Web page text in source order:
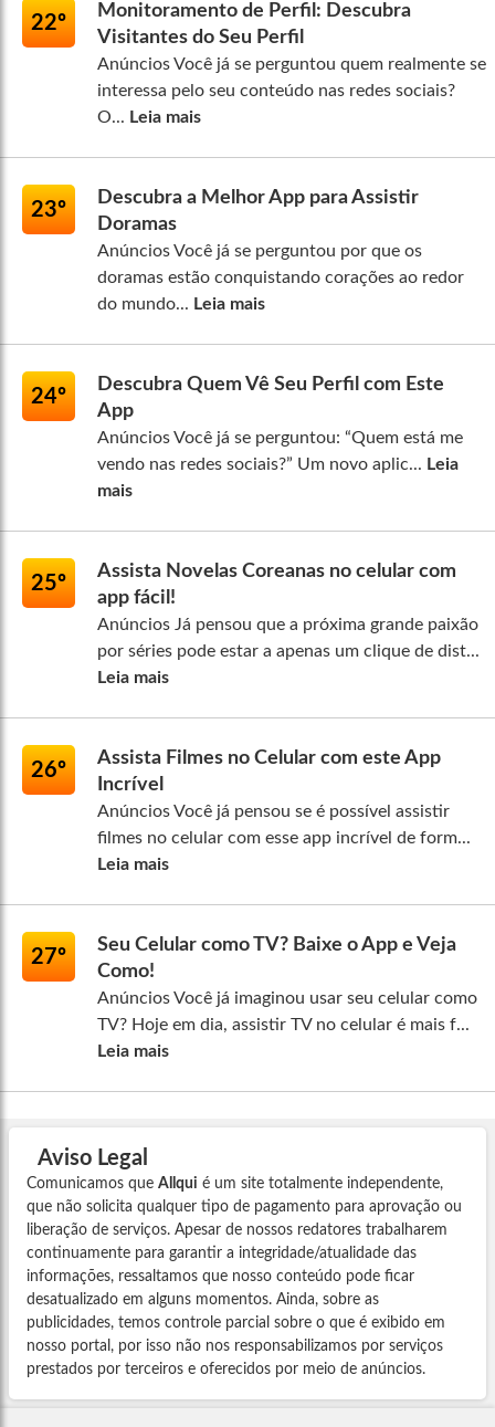
22º
Monitoramento de Perfil: Descubra
Visitantes do Seu Perfil
Anúncios Você já se perguntou quem realmente se
interessa pelo seu conteúdo nas redes sociais?
O... Leia mais
23º
Descubra a Melhor App para Assistir
Doramas
Anúncios Você já se perguntou por que os
doramas estão conquistando corações ao redor
do mundo... Leia mais
24º
Descubra Quem Vê Seu Perfil com Este
App
Anúncios Você já se perguntou: “Quem está me
vendo nas redes sociais?” Um novo aplic... Leia
mais
25º
Assista Novelas Coreanas no celular com
app fácil!
Anúncios Já pensou que a próxima grande paixão
por séries pode estar a apenas um clique de dist...
Leia mais
26º
Assista Filmes no Celular com este App
Incrível
Anúncios Você já pensou se é possível assistir
filmes no celular com esse app incrível de form...
Leia mais
27º
Seu Celular como TV? Baixe o App e Veja
Como!
Anúncios Você já imaginou usar seu celular como
TV? Hoje em dia, assistir TV no celular é mais f...
Leia mais
Aviso Legal
Comunicamos que Allqui é um site totalmente independente,
que não solicita qualquer tipo de pagamento para aprovação ou
liberação de serviços. Apesar de nossos redatores trabalharem
continuamente para garantir a integridade/atualidade das
informações, ressaltamos que nosso conteúdo pode ficar
desatualizado em alguns momentos. Ainda, sobre as
publicidades, temos controle parcial sobre o que é exibido em
nosso portal, por isso não nos responsabilizamos por serviços
prestados por terceiros e oferecidos por meio de anúncios.